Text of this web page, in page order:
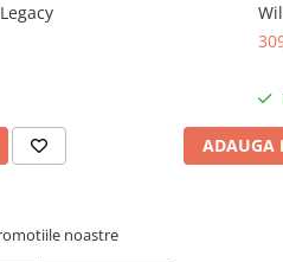
ADAUGA
noastre